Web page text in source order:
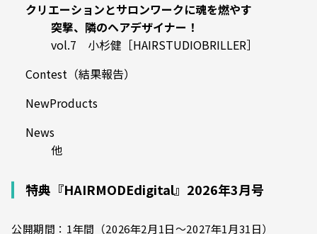
クリエーションとサロンワークに魂を燃やす
突撃、隣のヘアデザイナー！
vol.7 小杉健［HAIRSTUDIOBRILLER］
Contest（結果報告）
NewProducts
News
他
特典『HAIRMODEdigital』2026年3月号
公開期間：1年間（2026年2月1日〜2027年1月31日）